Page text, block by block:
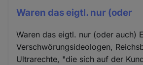
Waren das eigtl. nur (oder
Waren das eigtl. nur (oder auch)
Verschwörungsideologen,
Ultrarechte, "die sich auf der